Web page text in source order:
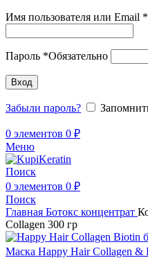
Имя пользователя или Email *
Пароль *Обязательно
Вход
Забыли пароль?
0 элементов 0 ₽
Меню
Поиск
0 элементов 0 ₽
Поиск
Главная Ботокс концентрат
Collagen 300 гр
Маска Happy Hair Collagen &